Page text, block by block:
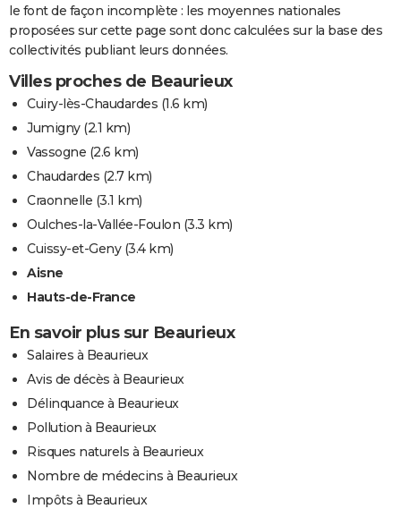
le font de façon incomplète : les moyennes nationales
proposées sur cette page sont donc calculées sur la base des
collectivités publiant leurs données.
Villes proches de Beaurieux
Cuiry-lès-Chaudardes (1.6 km)
Jumigny(2.1 km)
Vassogne (2.6 km)
Chaudardes (2.7 km)
Craonnelle (3.1 km)
Oulches-la-Vallée-Foulon (3.3 km)
Cuissy-et-Geny(3.4 km)
Aisne
Hauts-de-France
En savoir plus sur Beaurieux
Salaires à Beaurieux
Avis de décès à Beaurieux
Délinquance à Beaurieux
Pollution à Beaurieux
Risques naturels à Beaurieux
Nombre de médecins à Beaurieux
Impôts à Beaurieux